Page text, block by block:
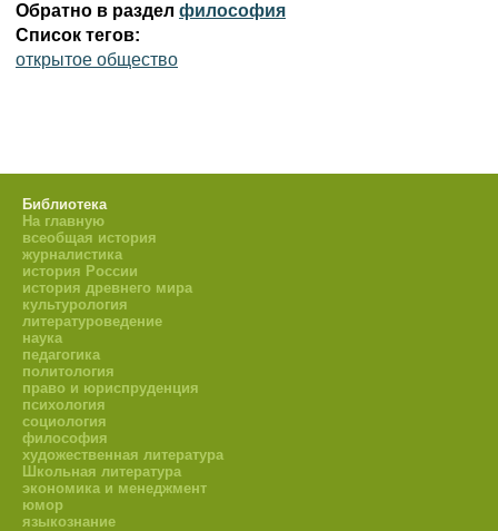
Обратно в раздел философия
Список тегов:
открытое общество
Библиотека
На главную
всеобщая история
журналистика
история России
история древнего мира
культурология
литературоведение
наука
педагогика
политология
право и юриспруденция
психология
социология
философия
художественная литература
Школьная литература
экономика и менеджмент
юмор
языкознание